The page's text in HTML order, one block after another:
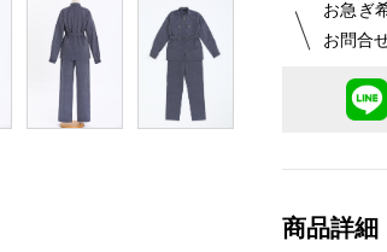
お急ぎ
お問合
商品詳細